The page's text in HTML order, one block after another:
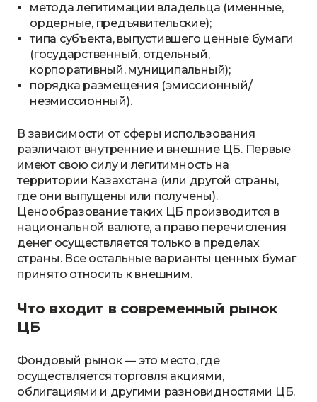
метода легитимации владельца (именные,
ордерные, предъявительские);
типа субъекта, выпустившего ценные бумаги
(государственный, отдельный,
корпоративный, муниципальный);
порядка размещения (эмиссионный/
неэмиссионный).
В зависимости от сферы использования
различают внутренние и внешние ЦБ. Первые
имеют свою силу и легитимность на
территории Казахстана (или другой страны,
где они выпущены или получены).
Ценообразование таких ЦБ производится в
национальной валюте, а право перечисления
денег осуществляется только в пределах
страны. Все остальные варианты ценных бумаг
принято относить к внешним.
Что входит в современный рынок
ЦБ
Фондовый рынок — это место, где
осуществляется торговля акциями,
облигациями и другими разновидностями ЦБ.